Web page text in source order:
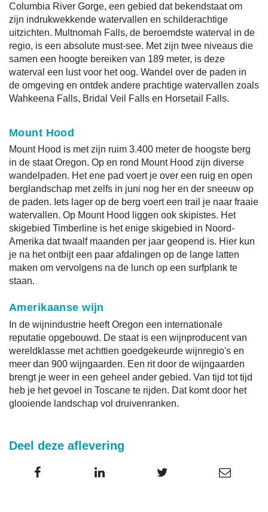
Columbia River Gorge, een gebied dat bekendstaat om
zijn indrukwekkende watervallen en schilderachtige
uitzichten. Multnomah Falls, de beroemdste waterval in de
regio, is een absolute must-see. Met zijn twee niveaus die
samen een hoogte bereiken van 189 meter, is deze
waterval een lust voor het oog. Wandel over de paden in
de omgeving en ontdek andere prachtige watervallen zoals
Wahkeena Falls, Bridal Veil Falls en Horsetail Falls.
Mount Hood
Mount Hood is met zijn ruim 3.400 meter de hoogste berg
in de staat Oregon. Op en rond Mount Hood zijn diverse
wandelpaden. Het ene pad voert je over een ruig en open
berglandschap met zelfs in juni nog her en der sneeuw op
de paden. Iets lager op de berg voert een trail je naar fraaie
watervallen. Op Mount Hood liggen ook skipistes. Het
skigebied Timberline is het enige skigebied in Noord-
Amerika dat twaalf maanden per jaar geopend is. Hier kun
je na het ontbijt een paar afdalingen op de lange latten
maken om vervolgens na de lunch op een surfplank te
staan.
Amerikaanse wijn
In de wijnindustrie heeft Oregon een internationale
reputatie opgebouwd. De staat is een wijnproducent van
wereldklasse met achttien goedgekeurde wijnregio's en
meer dan 900 wijngaarden. Een rit door de wijngaarden
brengt je weer in een geheel ander gebied. Van tijd tot tijd
heb je het gevoel in Toscane te rijden. Dat komt door het
glooiende landschap vol druivenranken.
Deel deze aflevering